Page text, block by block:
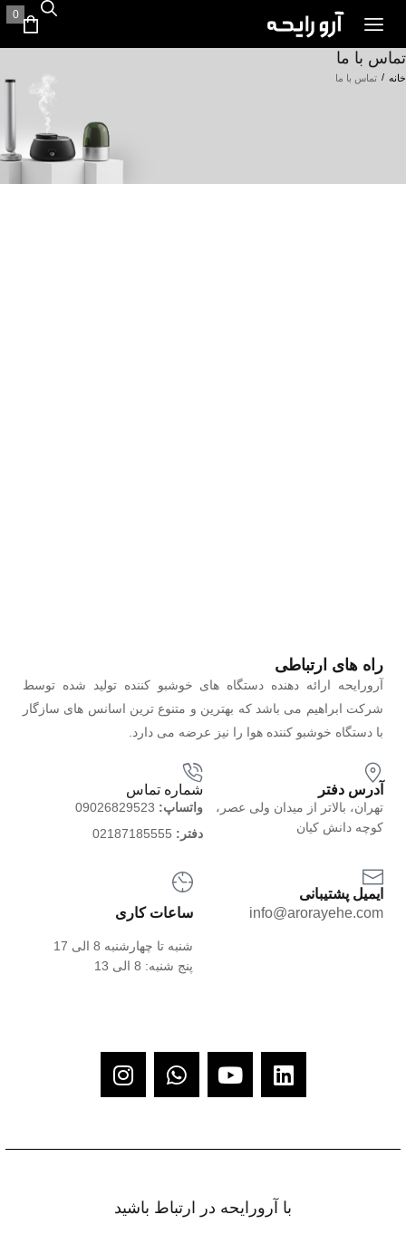
0
تماس با ما
خانه / تماس با ما
راه های ارتباطی
آرورایحه ارائه دهنده دستگاه های خوشبو کننده تولید شده توسط
شرکت ابراهیم می باشد که بهترین و متنوع ترین اسانس های سازگار
با دستگاه خوشبو کننده هوا را نیز عرضه می دارد.
آدرس دفتر
تهران، بالاتر از میدان ولی عصر،
کوچه دانش کیان
شماره تماس
واتساپ: 09026829523
دفتر: 02187185555
ایمیل پشتیبانی
info@arorayehe.com
ساعات کاری
شنبه تا چهارشنبه 8 الی 17
پنج شنبه: 8 الی 13
با آرورایحه در ارتباط باشید